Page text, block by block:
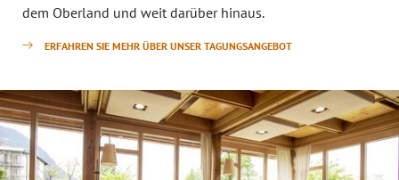
dem Oberland und weit darüber hinaus.
ERFAHREN SIE MEHR ÜBER UNSER TAGUNGSANGEBOT